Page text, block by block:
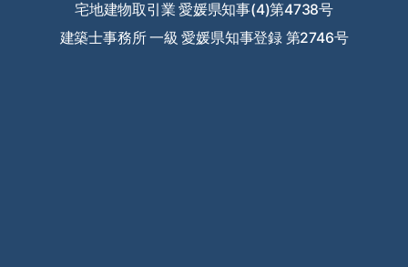
2023年7月宅地建物取引業 愛媛県知事(4)第4738号
建築士事務所 一級 愛媛県知事登録 第2746号